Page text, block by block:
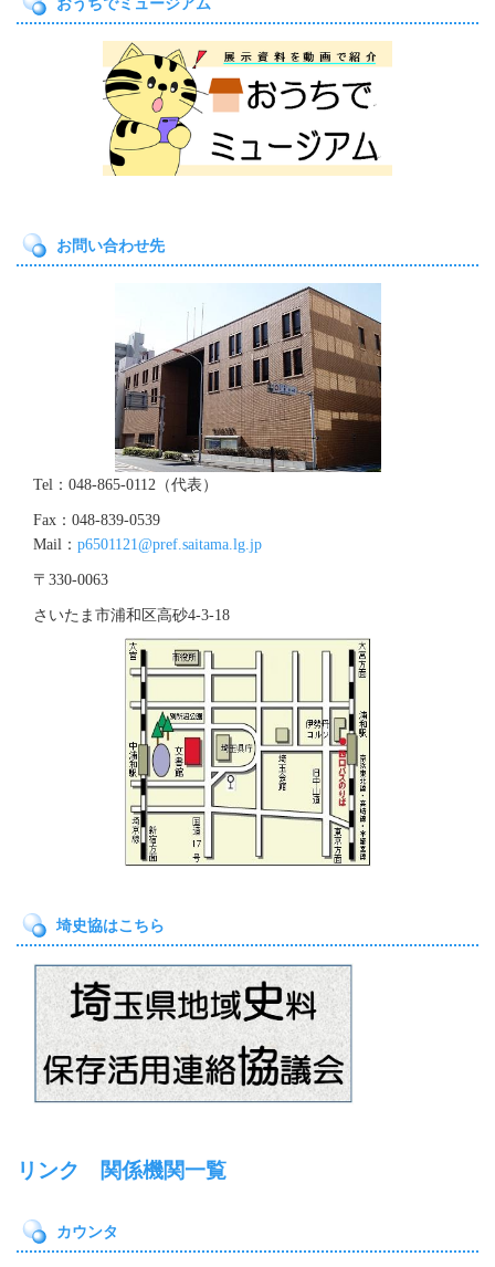
お問い合わせ先
Tel：048-865-0112（代表）
Fax：048-839-0539
Mail： p6501121@pref.saitama.lg.jp
〒330-0063
さいたま市浦和区高砂4‐3‐18
埼史協はこちら
リンク 関係機関一覧
カウンタ